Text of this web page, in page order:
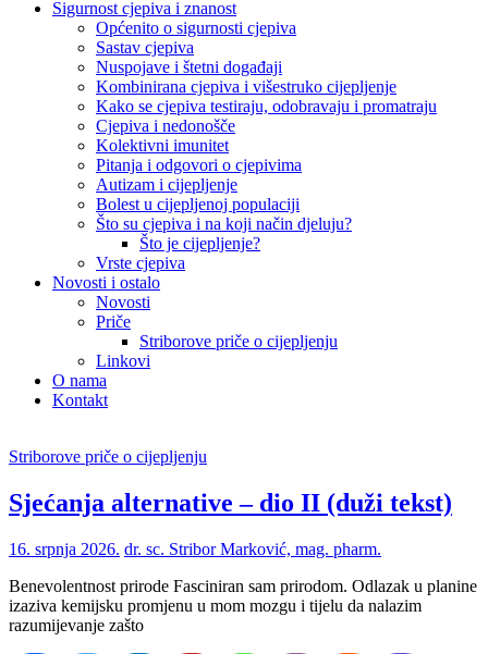
Sigurnost cjepiva i znanost
Općenito o sigurnosti cjepiva
Sastav cjepiva
Nuspojave i štetni događaji
Kombinirana cjepiva i višestruko cijepljenje
Kako se cjepiva testiraju, odobravaju i promatraju
Cjepiva i nedonošče
Kolektivni imunitet
Pitanja i odgovori o cjepivima
Autizam i cijepljenje
Bolest u cijepljenoj populaciji
Što su cjepiva i na koji način djeluju?
Što je cijepljenje?
Vrste cjepiva
Novosti i ostalo
Novosti
Priče
Striborove priče o cijepljenju
Linkovi
O nama
Kontakt
Striborove priče o cijepljenju
Sjećanja alternative – dio II (duži tekst)
16. srpnja 2026. dr. sc. Stribor Marković, mag. pharm.
Benevolentnost prirode Fasciniran sam prirodom. Odlazak u planine
izaziva kemijsku promjenu u mom mozgu i tijelu da nalazim
razumijevanje zašto